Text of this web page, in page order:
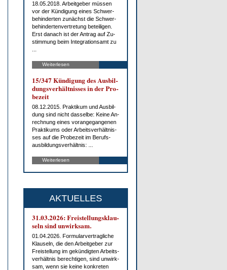
18.05.2018. Ar­beit­ge­ber müs­sen
vor der Kün­di­gung ei­nes Schwer­
be­hin­der­ten zu­nächst die Schwer­
be­hin­der­ten­ver­tre­tung be­tei­li­gen.
Erst da­nach ist der An­trag auf Zu­
stim­mung beim In­te­gra­ti­ons­amt zu
Weiterlesen
15/347 Kün­di­gung des Aus­bil­
dungs­ver­hält­nis­ses in der Pro­
be­zeit
08.12.2015. Prak­ti­kum und Aus­bil­
dung sind nicht das­sel­be: Kei­ne An­
rech­nung ei­nes vor­an­ge­gan­ge­nen
Prak­ti­kums oder Ar­beits­ver­hält­nis­
ses auf die Pro­be­zeit im Be­rufs­
aus­bil­dungs­ver­hält­nis: ...
Weiterlesen
AKTUELLES
31.03.2026: Frei­stel­lungs­klau­
seln sind un­wirk­sam.
01.04.2026. For­mu­lar­ver­trag­li­che
Klau­seln, die den Ar­beit­ge­ber zur
Frei­stel­lung im ge­kün­dig­ten Ar­beits­
ver­hält­nis be­rech­ti­gen, sind un­wirk­
sam, wenn sie kei­ne kon­kre­ten